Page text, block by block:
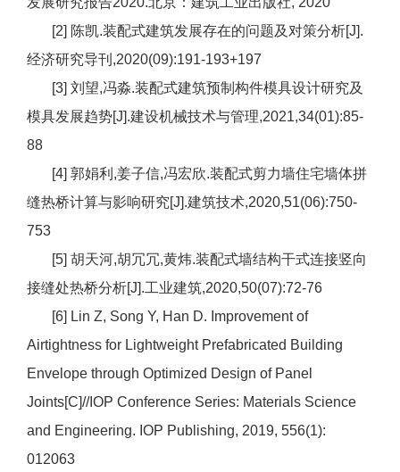
[2] 陈凯.装配式建筑发展存在的问题及对策分析[J].
经济研究导刊,2020(09):191-193+197
[3] 刘望,冯淼.装配式建筑预制构件模具设计研究及
模具发展趋势[J].建设机械技术与管理,2021,34(01):85-
88
[4] 郭娟利,姜子信,冯宏欣.装配式剪力墙住宅墙体拼
缝热桥计算与影响研究[J].建筑技术,2020,51(06):750-
753
[5] 胡天河,胡冗冗,黄炜.装配式墙结构干式连接竖向
接缝处热桥分析[J].工业建筑,2020,50(07):72-76
[6] Lin Z, Song Y, Han D. Improvement of
Airtightness for Lightweight Prefabricated Building
Envelope through Optimized Design of Panel
Joints[C]//IOP Conference Series: Materials Science
and Engineering. IOP Publishing, 2019, 556(1):
012063